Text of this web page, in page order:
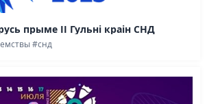
прыме II Гульні краін СНД
#снд